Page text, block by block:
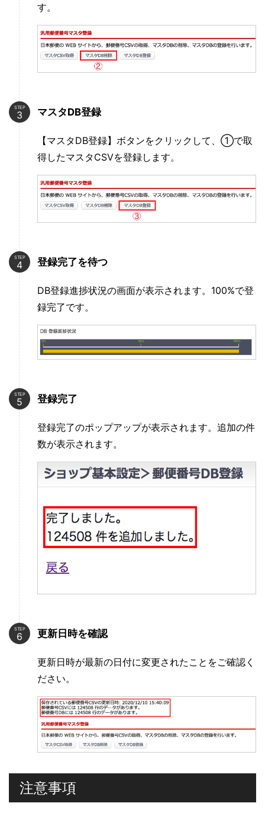
す。
STEP マスタDB登録
【マスタDB登録】ボタンをクリックして、①で取
得したマスタCSVを登録します。
STEP 登録完了を待つ
DB登録進捗状況の画面が表示されます。100%で登
録完了です。
STEP 登録完了
登録完了のポップアップが表示されます。追加の件
数が表示されます。
STEP 更新日時を確認
更新日時が最新の日付に変更されたことをご確認く
ださい。
注意事項